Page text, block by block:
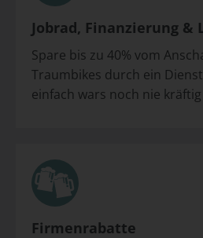
Jobrad, Finanzierung &
Spare bis zu 40% vom
Traumbikes durch ein
einfach wars noch nie
Firmenrabatte